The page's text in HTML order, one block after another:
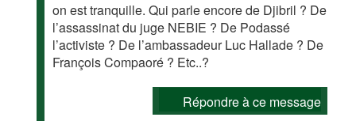
on est tranquille. Qui parle encore de Djibril ? De
l’assassinat du juge NEBIE ? De Podassé
l’activiste ? De l’ambassadeur Luc Hallade ? De
François Compaoré ? Etc..?
Répondre à ce message